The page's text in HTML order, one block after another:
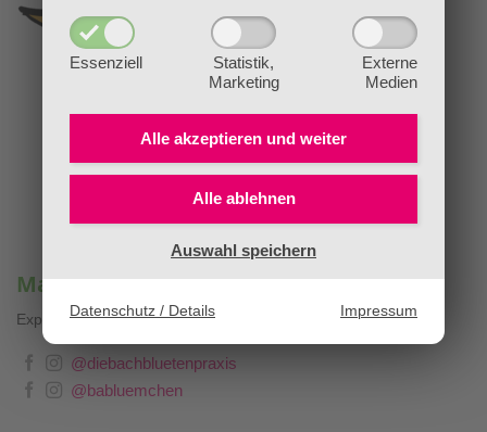
Essenziell
Statistik,
Marketing
Externe
Medien
Alle akzeptieren und weiter
Alle ablehnen
Auswahl speichern
Datenschutz / Details Impressum
Mag. Sandra Stopar & BaBlümchen®
Expertenwissen, Blog & Liebevolles
@diebachbluetenpraxis
@babluemchen